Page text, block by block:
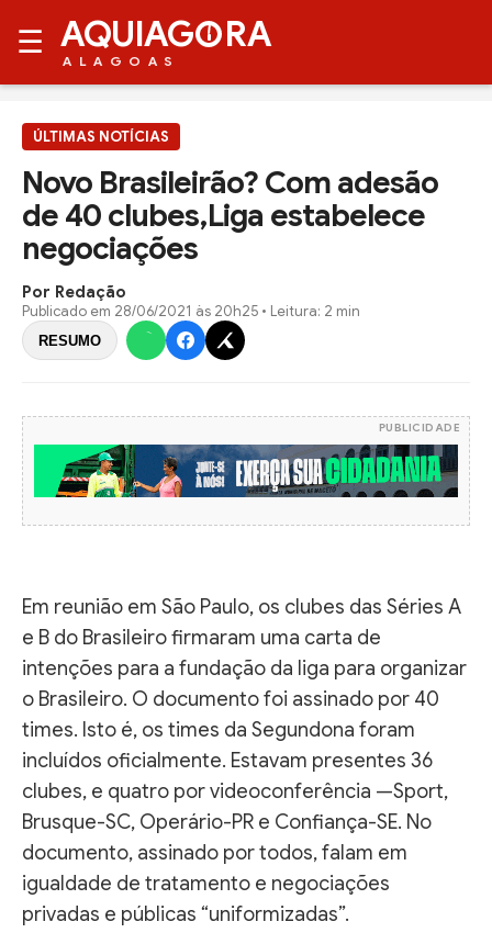
☰ AQUIAG RA
ALAGOAS
ÚLTIMAS NOTÍCIAS
Novo Brasileirão? Com adesão
de 40 clubes,Liga estabelece
negociações
Por Redação
Publicado em 28/06/2021 às 20h25 • Leitura: 2 min
RESUMO
PUBLICIDADE
Em reunião em São Paulo, os clubes das Séries A
e B do Brasileiro firmaram uma carta de
intenções para a fundação da liga para organizar
o Brasileiro. O documento foi assinado por 40
times. Isto é, os times da Segundona foram
incluídos oficialmente. Estavam presentes 36
clubes, e quatro por videoconferência —Sport,
Brusque-SC, Operário-PR e Confiança-SE. No
documento, assinado por todos, falam em
igualdade de tratamento e negociações
privadas e públicas “uniformizadas”.